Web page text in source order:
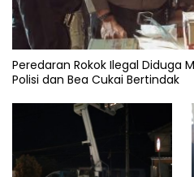
Peredaran Rokok Ilegal Diduga
Polisi dan Bea Cukai Bertindak